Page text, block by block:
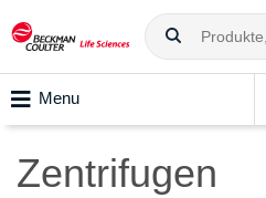
Menu
Zentrifugen